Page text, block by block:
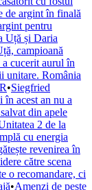
de argint în finală
pentru
Uță și Daria
campioană
cucerit aurul în
unitare. România
•Siegfried
în acest an nu a
din apele
2 de la
cu energia
revenirea în
către scena
o recomandare, ci
•Amenzi de peste